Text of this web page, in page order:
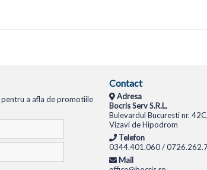
pentru a afla de promotiile
Contact
Adresa
Bocris Serv S.R.L.
Bulevardul Bucuresti nr.
Vizavi de Hipodrom
Telefon
0344.401.060 /
Mail